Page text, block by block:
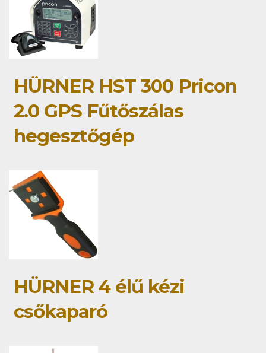
HÜRNER HST 300 Pricon
2.0 GPS Fűtőszálas
hegesztőgép
HÜRNER 4 élű kézi
csőkaparó